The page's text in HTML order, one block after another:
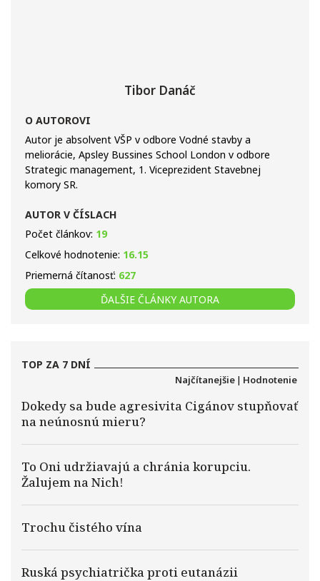
Tibor Danáč
O AUTOROVI
Autor je absolvent VŠP v odbore Vodné stavby a
meliorácie, Apsley Bussines School London v odbore
Strategic management, 1. Viceprezident Stavebnej
komory SR.
AUTOR V ČÍSLACH
Počet článkov: 19
Celkové hodnotenie: 16.15
Priemerná čítanosť: 627
ĎALŠIE ČLÁNKY AUTORA
TOP ZA 7 DNÍ
Najčítanejšie | Hodnotenie
Dokedy sa bude agresivita Cigánov stupňovať
na neúnosnú mieru?
To Oni udržiavajú a chránia korupciu.
Žalujem na Nich!
Trochu čistého vína
Ruská psychiatrička proti eutanázii